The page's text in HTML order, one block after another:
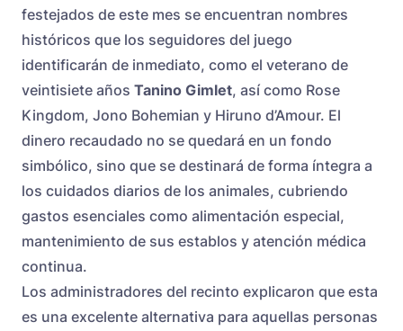
festejados de este mes se encuentran nombres
históricos que los seguidores del juego
identificarán de inmediato, como el veterano de
veintisiete años Tanino Gimlet, así como Rose
Kingdom, Jono Bohemian y Hiruno d’Amour. El
dinero recaudado no se quedará en un fondo
simbólico, sino que se destinará de forma íntegra a
los cuidados diarios de los animales, cubriendo
gastos esenciales como alimentación especial,
mantenimiento de sus establos y atención médica
continua.
Los administradores del recinto explicaron que esta
es una excelente alternativa para aquellas personas